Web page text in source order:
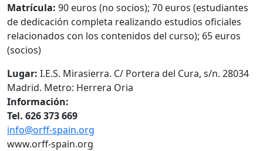
Matrícula: 90 euros (no socios); 70 euros (estudiantes
de dedicación completa realizando estudios oficiales
relacionados con los contenidos del curso); 65 euros
(socios)
Lugar: I.E.S. Mirasierra. C/ Portera del Cura, s/n. 28034
Madrid. Metro: Herrera Oria
Información:
Tel. 626 373 669
info@orff-spain.org
www.orff-spain.org